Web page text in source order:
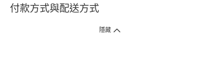
付款方式與配送方式
隱藏